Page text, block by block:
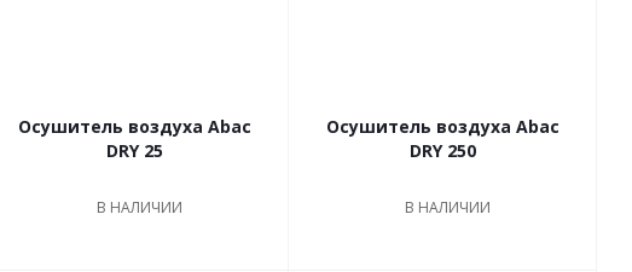
Осушитель воздуха Abac
DRY 25
В НАЛИЧИИ
Осушитель воздуха Abac
DRY 250
В НАЛИЧИИ